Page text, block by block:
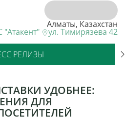
Алматы, Казахстан
"Атакент" ул. Тимирязева 42
РЕЛИЗЫ
УДОБНЕЕ:
ДЛЯ